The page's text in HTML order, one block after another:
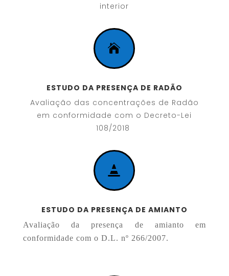
interior

ESTUDO DA PRESENÇA DE RADÃO
Avaliação das concentrações de Radão
em conformidade com o Decreto-Lei
108/2018

ESTUDO DA PRESENÇA DE AMIANTO
Avaliação da presença de amianto em
conformidade com o D.L. nº 266/2007.